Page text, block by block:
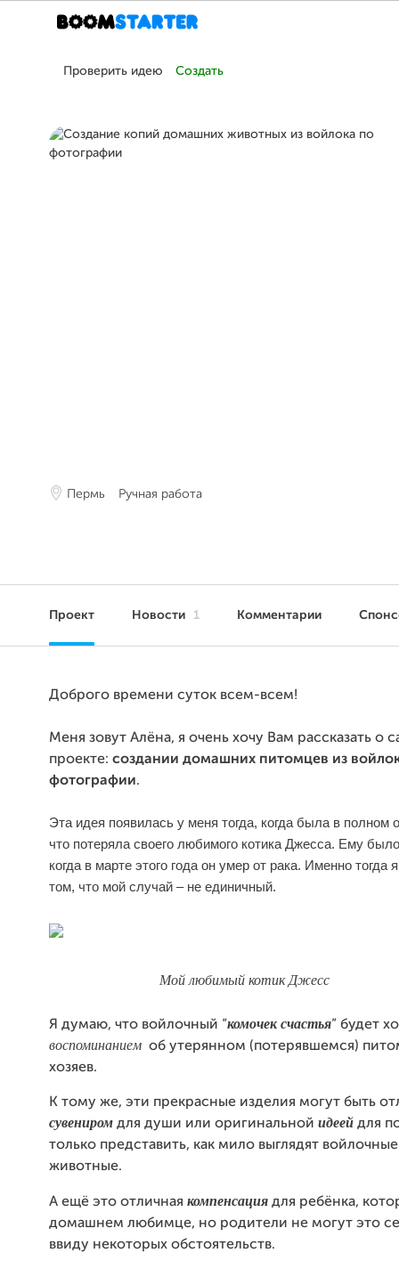
Проверить идею Создать
Пермь Ручная работа
Проект Новости 1 Комментарии
Доброго времени суток всем-всем!
Меня зовут Алёна, я очень хочу Вам рассказать о
проекте: создании домашних питомцев из
фотографии.
Эта идея появилась у меня тогда, когда была в полном
что потеряла своего любимого котика Джесса. Ему
когда в марте этого года он умер от рака. Именно тогда
том, что мой случай – не единичный.
Мой любимый котик Джесс
Я думаю, что войлочный “комочек счастья” будет
воспоминанием об утерянном (потерявшемся)
хозяев.
К тому же, эти прекрасные изделия могут быть
сувениром для души или оригинальной идеей для
только представить, как мило выглядят
животные.
А ещё это отличная компенсация для ребёнка,
домашнем любимце, но родители не могут это
ввиду некоторых обстоятельств.